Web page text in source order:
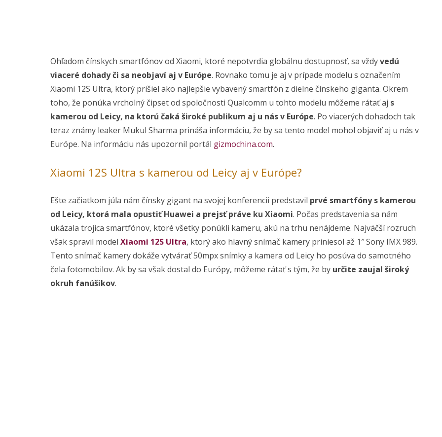
Ohľadom čínskych smartfónov od Xiaomi, ktoré nepotvrdia globálnu dostupnosť, sa vždyvedú
viaceré dohady či sa neobjaví aj v Európe. Rovnako tomu je aj v prípade modelu s označením
Xiaomi 12S Ultra, ktorý prišiel ako najlepšie vybavený smartfón z dielne čínskeho giganta. Okrem
toho, že ponúka vrcholný čipset od spoločnosti Qualcomm u tohto modelu môžeme rátať aj s
kamerou od Leicy, na ktorú čaká široké publikum aj u nás v Európe. Po viacerých dohadoch tak
teraz známy leaker Mukul Sharma prináša informáciu, že by sa tento model mohol objaviť aj u nás v
Európe. Na informáciu nás upozornil portál gizmochina.com.
Xiaomi 12S Ultra s kamerou od Leicy aj v Európe?
Ešte začiatkom júla nám čínsky gigant na svojej konferencii predstavil prvé smartfóny s kamerou
od Leicy, ktorá mala opustiť Huawei a prejsť práve ku Xiaomi. Počas predstavenia sa nám
ukázala trojica smartfónov, ktoré všetky ponúkli kameru, akú na trhu nenájdeme. Najväčší rozruch
však spravil model Xiaomi 12S Ultra, ktorý ako hlavný snímač kamery priniesol až 1″ Sony IMX 989.
Tento snímač kamery dokáže vytvárať 50mpx snímky a kamera od Leicy ho posúva do samotného
čela fotomobilov. Ak by sa však dostal do Európy, môžeme rátať s tým, že by určite zaujal široký
okruh fanúšikov.